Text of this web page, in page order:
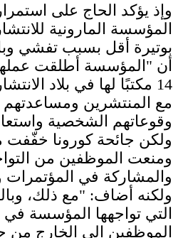
وإذ يؤكد الحاج على
المؤسسة المارونية
بوتيرة أقل بسبب تفشي
14 مكتبًا لها في بلاد
مع المنتشرين
وقوعاتهم الشخصية
ولكن جائحة كورونا
ومنعت الموظفين من
والمشاركة في المؤتمرات
ولكنه أضاف: "مع ذلك،
التي تواجهها المؤسسة في
الموظفين الى الخارج من